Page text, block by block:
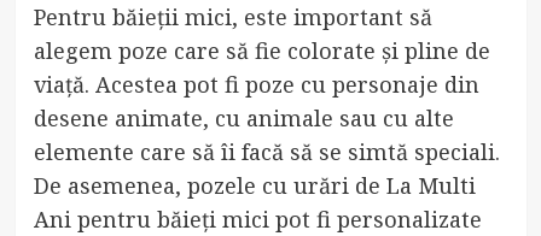
Pentru băieții mici, este important să
alegem poze care să fie colorate și pline de
viață. Acestea pot fi poze cu personaje din
desene animate, cu animale sau cu alte
elemente care să îi facă să se simtă speciali.
De asemenea, pozele cu urări de La Multi
Ani pentru băieți mici pot fi personalizate